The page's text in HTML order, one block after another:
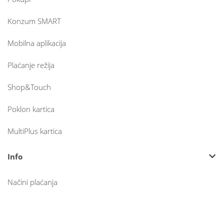
Konzum SMART
Mobilna aplikacija
Plaćanje režija
Shop&Touch
Poklon kartica
MultiPlus kartica
Info
Načini plaćanja